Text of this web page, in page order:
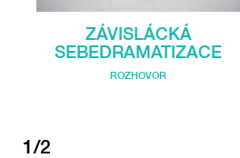
ZÁVISLÁCKÁ
SEBEDRAMATIZACE
ROZHOVOR
1/2